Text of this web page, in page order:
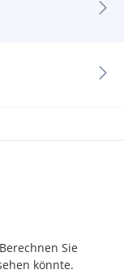
Sie
könnte.